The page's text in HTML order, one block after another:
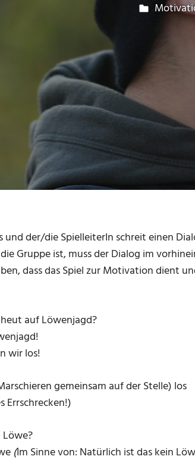
23.
Paul
und der/die SpielleiterIn schreit einen
Gruppe ist, muss der Dialog im
dass das Spiel zur Motivation dient
heut auf Löwenjagd?
wir los!
gemeinsam auf der Stelle) los
Errschrecken!)
Löwe?
(Im Sinne von: Natürlich ist das kein